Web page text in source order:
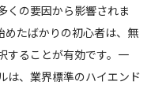
くの要因から影響されま
めたばかりの初心者は、無
することが有効です。一
は、業界標準のハイエンド